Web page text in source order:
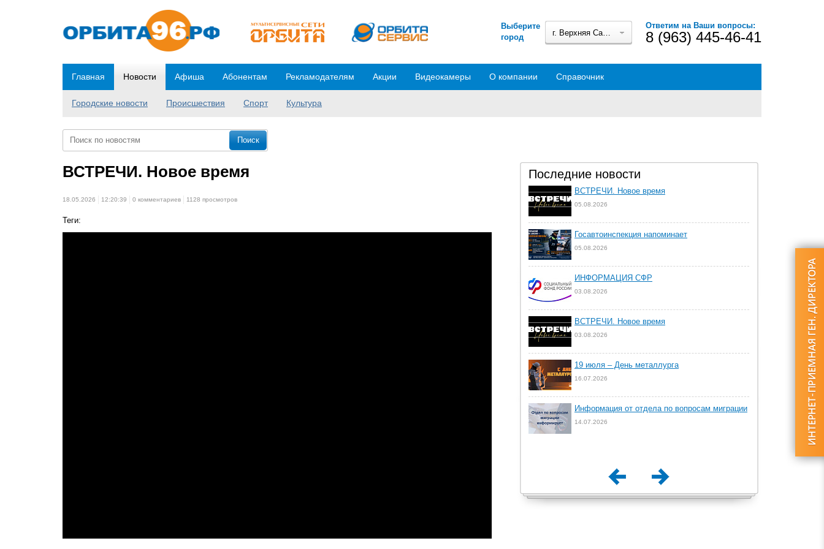
Выберите
город
г. Верхняя Салда
Ответим на Ваши вопросы:
8 (963) 445-46-41
Главная Новости
Городские новости Происшествия Спорт Культура
Афиша Абонентам Рекламодателям Акции Видеокамеры О компании Справочник
ВСТРЕЧИ. Новое время
18.05.2026 12:20:39 0 комментариев 1128 просмотров
Теги:
Последние новости
ВСТРЕЧИ. Новое время
05.08.2026
Госавтоинспекция напоминает
05.08.2026
ИНФОРМАЦИЯ СФР
03.08.2026
ВСТРЕЧИ. Новое время
03.08.2026
19 июля – День металлурга
16.07.2026
Информация от отдела по вопросам миграции
14.07.2026